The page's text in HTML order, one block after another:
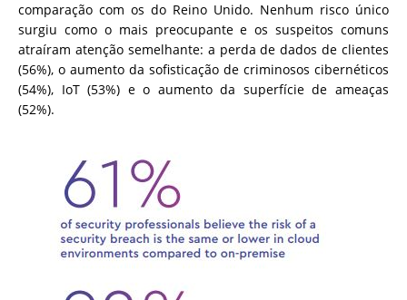
comparação com os do Reino Unido. Nenhum risco único
surgiu como o mais preocupante e os suspeitos comuns
atraíram atenção semelhante: a perda de dados de clientes
(56%), o aumento da sofisticação de criminosos cibernéticos
(54%), IoT (53%) e o aumento da superfície de ameaças
(52%).